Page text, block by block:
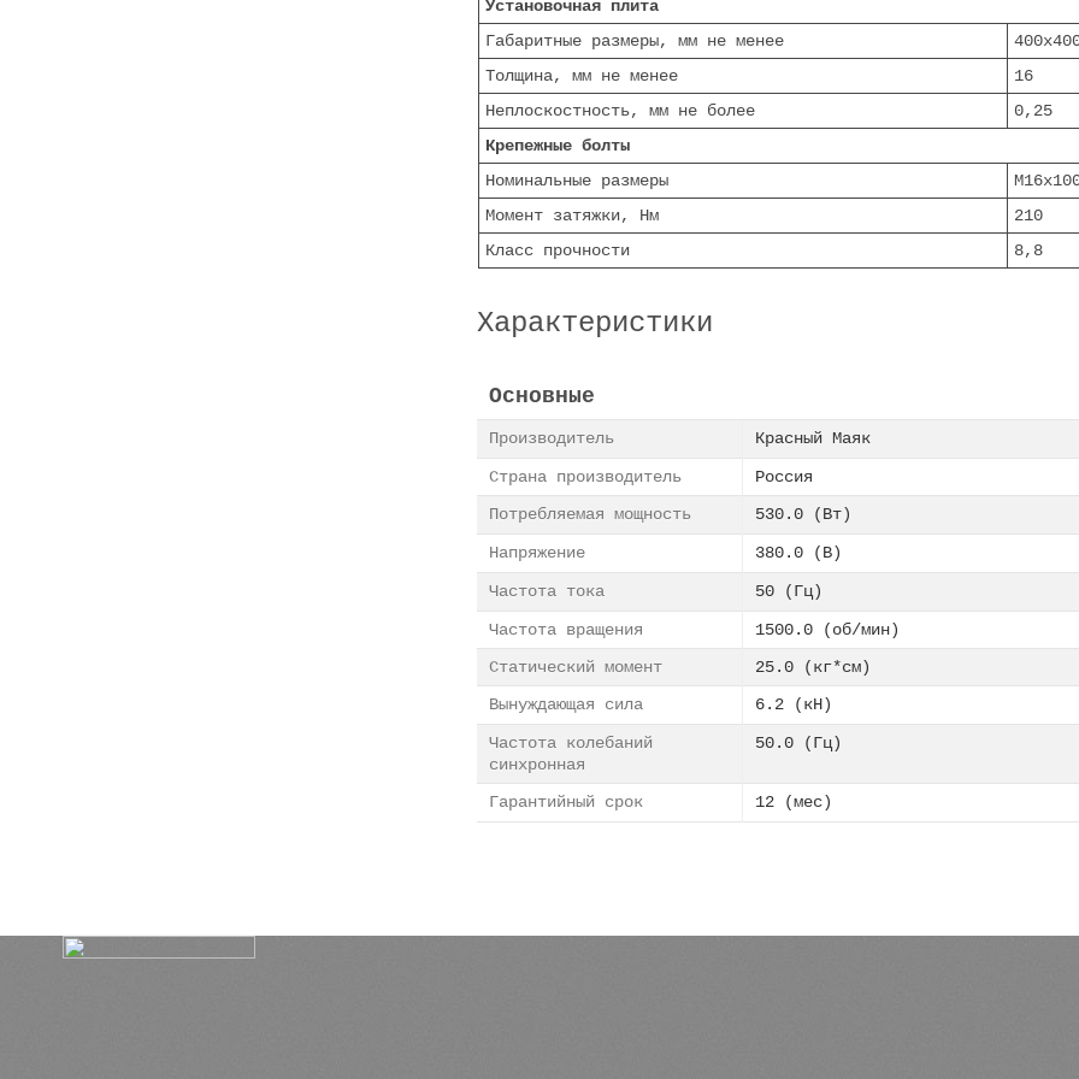
Установочная плита
Габаритные размеры, мм не менее
Толщина, мм не менее
16
Неплоскостность, мм не более
0,25
Крепежные болты
Номинальные размеры
Момент затяжки, Нм
210
Класс прочности
8,8
Характеристики
Основные
Производитель
Красный Маяк
Страна производитель
Россия
Потребляемая мощность
530.0 (Вт)
Напряжение
380.0 (В)
Частота тока
50 (Гц)
Частота вращения
1500.0 (об/мин)
Статический момент
25.0 (кг*см)
Вынуждающая сила
6.2 (кН)
Частота колебаний
синхронная
50.0 (Гц)
Гарантийный срок 12 (мес)